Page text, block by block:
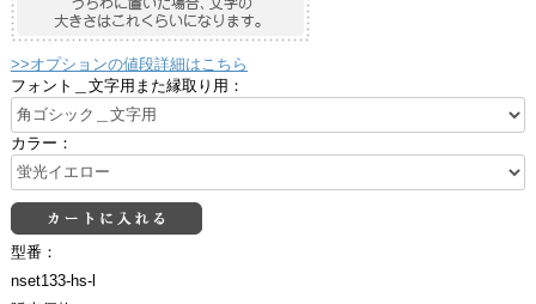
>>オプションの値段詳細はこちら
フォント＿文字用また縁取り用：
カラー：
型番：
nset133-hs-l